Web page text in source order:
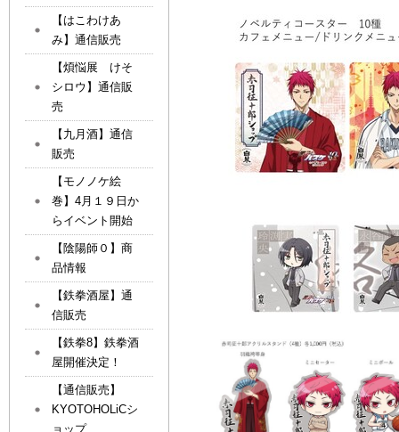
【はこわけあ
み】通信販売
【煩悩展 けそ
シロウ】通信販
売
【九月酒】通信
販売
【モノノケ絵
巻】4月１９日か
らイベント開始
【陰陽師０】商
品情報
【鉄拳酒屋】通
信販売
【鉄拳8】鉄拳酒
屋開催決定！
【通信販売】
KYOTOHOLiCシ
ョップ